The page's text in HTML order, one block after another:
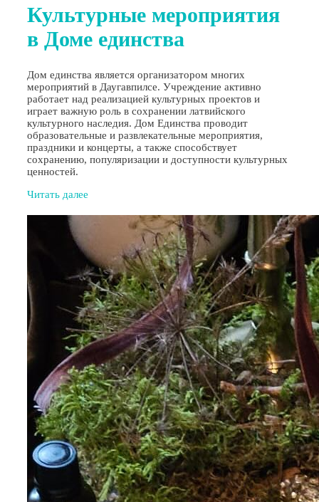
Культурные мероприятия
в Доме единства
Дом единства является организатором многих
мероприятий в Даугавпилсе. Учреждение активно
работает над реализацией культурных проектов и
играет важную роль в сохранении латвийского
культурного наследия. Дом Единства проводит
образовательные и развлекательные мероприятия,
праздники и концерты, а также способствует
сохранению, популяризации и доступности культурных
ценностей.
Читать далее